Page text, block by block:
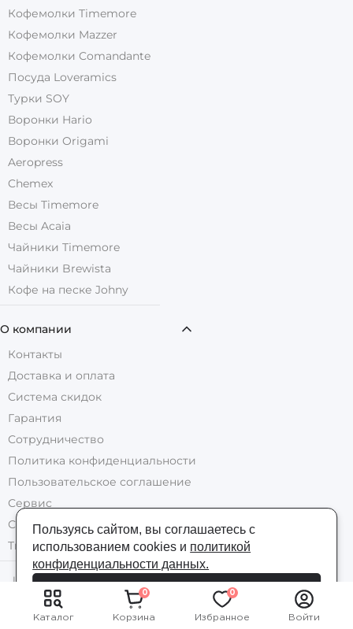
Пользуясь сайтом, вы соглашаетесь с
использованием cookies и политикой
конфиденциальности данных.
Я согласен/согласна
Каталог Войти
0
Избранное
0
Корзина
Кофемолки Timemore
Кофемолки Mazzer
Кофемолки Comandante
Посуда Loveramics
Турки SOY
Воронки Hario
Воронки Origami
Aeropress
Chemex
Весы Timemore
Весы Acaia
Чайники Timemore
Чайники Brewista
Кофе на песке Johny
О компании
Контакты
Доставка и оплата
Система скидок
Гарантия
Сотрудничество
Политика конфиденциальности
Пользовательское соглашение
Сервис
Сервисный центр кофемашин
Trade-In кофемашин
© 2026 Specialty.ru
Цены на все товары указаны в рублях